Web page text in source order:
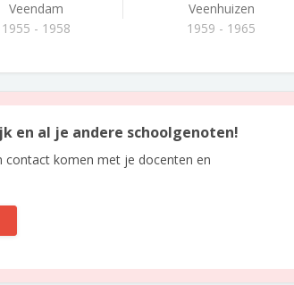
Veendam
1955 - 1958
Veenhuizen
1959 - 1965
en al je andere schoolgenoten!
contact komen met je docenten en